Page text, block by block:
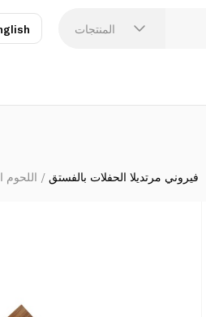
المنتجات
اللحوم فيروني مرتديلا الحفلات بالفستق